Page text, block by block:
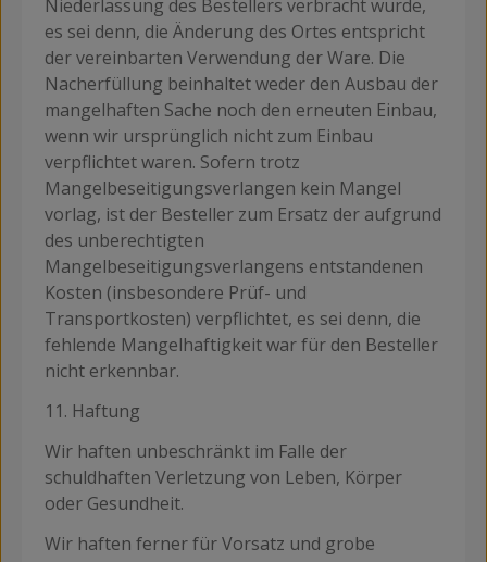
Niederlassung des Bestellers verbracht wurde,
es sei denn, die Änderung des Ortes entspricht
der vereinbarten Verwendung der Ware. Die
Nacherfüllung beinhaltet weder den Ausbau der
mangelhaften Sache noch den erneuten Einbau,
wenn wir ursprünglich nicht zum Einbau
verpflichtet waren. Sofern trotz
Mangelbeseitigungsverlangen kein Mangel
vorlag, ist der Besteller zum Ersatz der aufgrund
des unberechtigten
Mangelbeseitigungsverlangens entstandenen
Kosten (insbesondere Prüf- und
Transportkosten) verpflichtet, es sei denn, die
fehlende Mangelhaftigkeit war für den Besteller
nicht erkennbar.
11. Haftung
Wir haften unbeschränkt im Falle der
schuldhaften Verletzung von Leben, Körper
oder Gesundheit.
Wir haften ferner für Vorsatz und grobe